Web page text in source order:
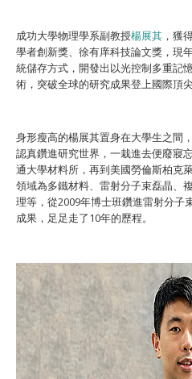
成功大學物理學系副教授楊展其 ，獲
學者創新獎、徐有庠科技論文獎，現
統儲存方式，開發出以光控制多重記
術，突破全球的研究成果登上國際頂
身形瘦高的楊展其置身在大學生之間
認真鑽進研究世界，一栽進去便廢寢
通大學材料所，再到美國勞倫斯柏克
領域為多鐵材料、雷射分子束磊晶、
理等，從2009年博士班鑽進雷射分子
成果，足足走了10年的歷程。